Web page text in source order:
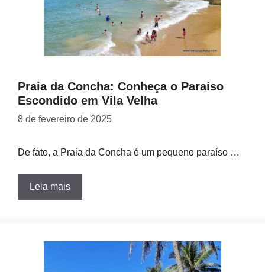
Praia da Concha: Conheça o Paraíso
Escondido em Vila Velha
8 de fevereiro de 2025
De fato, a Praia da Concha é um pequeno paraíso …
Leia mais